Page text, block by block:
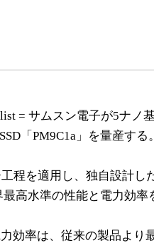
= サムスン電子が5ナノ
「PM9C1a」を量産する。
程を適用し、独自設計し
高水準の性能と電力効率
効率は、従来の製品より